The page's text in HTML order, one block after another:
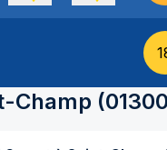
Champ (01300